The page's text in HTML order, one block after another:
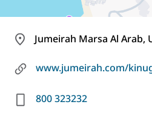
Jumeirah Marsa Al Arab,
www.jumeirah.com/
800 323232